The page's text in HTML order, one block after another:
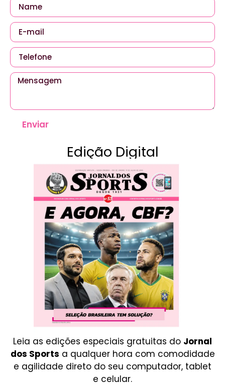
Enviar
Edição Digital
Leia as edições especiais gratuitas do Jornal
dos Sports a qualquer hora com comodidade
e agilidade direto do seu computador, tablet
e celular.